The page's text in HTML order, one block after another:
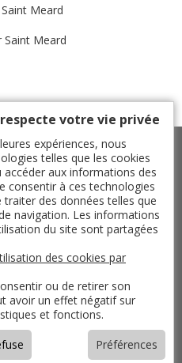
Meard
Saint Meard
DROIT RÉSERVÉ -
LÉGALES
votre vie privée
expériences, nous
telles que les cookies
aux informations des
consentir à ces technologies
des données telles que
navigation. Les informations
du site sont partagées
des cookies par
ou de retirer son
avoir un effet négatif sur
et fonctions.
Préférences